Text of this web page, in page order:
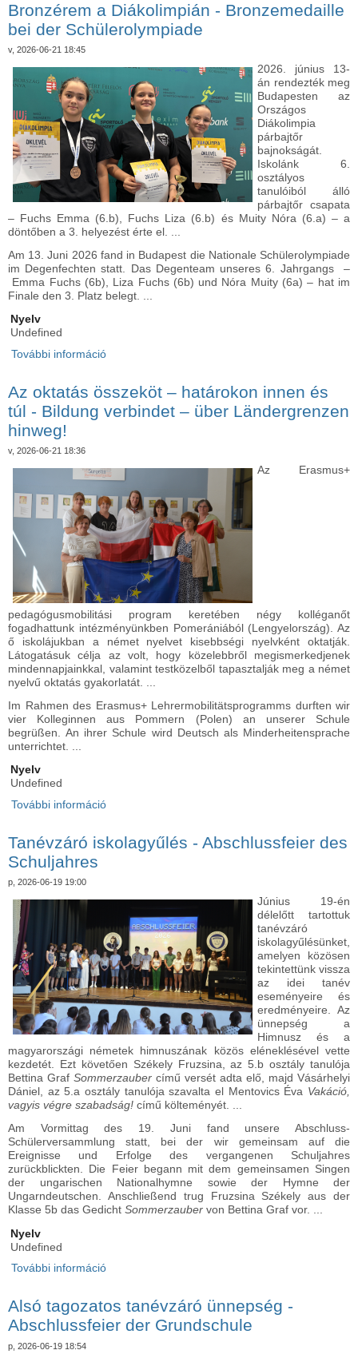
kapcsolatosan
Bronzérem a Diákolimpián - Bronzemedaille
bei der Schülerolympiade
v, 2026-06-21 18:45
2026. június 13-
án rendezték meg
Budapesten az
Országos
Diákolimpia
párbajtőr
bajnokságát.
Iskolánk 6.
osztályos
tanulóiból álló
párbajtőr csapata
– Fuchs Emma (6.b), Fuchs Liza (6.b) és Muity Nóra (6.a) – a
döntőben a 3. helyezést érte el. ...
Am 13. Juni 2026 fand in Budapest die Nationale Schülerolympiade
im Degenfechten statt. Das Degenteam unseres 6. Jahrgangs –
Emma Fuchs (6b), Liza Fuchs (6b) und Nóra Muity (6a) – hat im
Finale den 3. Platz belegt. ...
Nyelv
Undefined
További információ
Az oktatás összeköt – határokon innen és
túl - Bildung verbindet – über Ländergrenzen
hinweg!
v, 2026-06-21 18:36
Az Erasmus+
pedagógusmobilitási program keretében négy kolléganőt
fogadhattunk intézményünkben Pomerániából (Lengyelország). Az
ő iskolájukban a német nyelvet kisebbségi nyelvként oktatják.
Látogatásuk célja az volt, hogy közelebbről megismerkedjenek
mindennapjainkkal, valamint testközelből tapasztalják meg a német
nyelvű oktatás gyakorlatát. ...
Im Rahmen des Erasmus+ Lehrermobilitätsprogramms durften wir
vier Kolleginnen aus Pommern (Polen) an unserer Schule
begrüßen. An ihrer Schule wird Deutsch als Minderheitensprache
unterrichtet. ...
Nyelv
Undefined
További információ
Tanévzáró iskolagyűlés - Abschlussfeier des
Schuljahres
p, 2026-06-19 19:00
Június 19-én
délelőtt tartottuk
tanévzáró
iskolagyűlésünket,
amelyen közösen
tekintettünk vissza
az idei tanév
eseményeire és
eredményeire. Az
ünnepség a
Himnusz és a
magyarországi németek himnuszának közös eléneklésével vette
kezdetét. Ezt követően Székely Fruzsina, az 5.b osztály tanulója
Bettina Graf Sommerzauber című versét adta elő, majd Vásárhelyi
Dániel, az 5.a osztály tanulója szavalta el Mentovics Éva Vakáció,
vagyis végre szabadság! című költeményét. ...
Am Vormittag des 19. Juni fand unsere Abschluss-
Schülerversammlung statt, bei der wir gemeinsam auf die
Ereignisse und Erfolge des vergangenen Schuljahres
zurückblickten. Die Feier begann mit dem gemeinsamen Singen
der ungarischen Nationalhymne sowie der Hymne der
Ungarndeutschen. Anschließend trug Fruzsina Székely aus der
Klasse 5b das Gedicht Sommerzauber von Bettina Graf vor. ...
Nyelv
Undefined
További információ
Alsó tagozatos tanévzáró ünnepség -
Abschlussfeier der Grundschule
p, 2026-06-19 18:54